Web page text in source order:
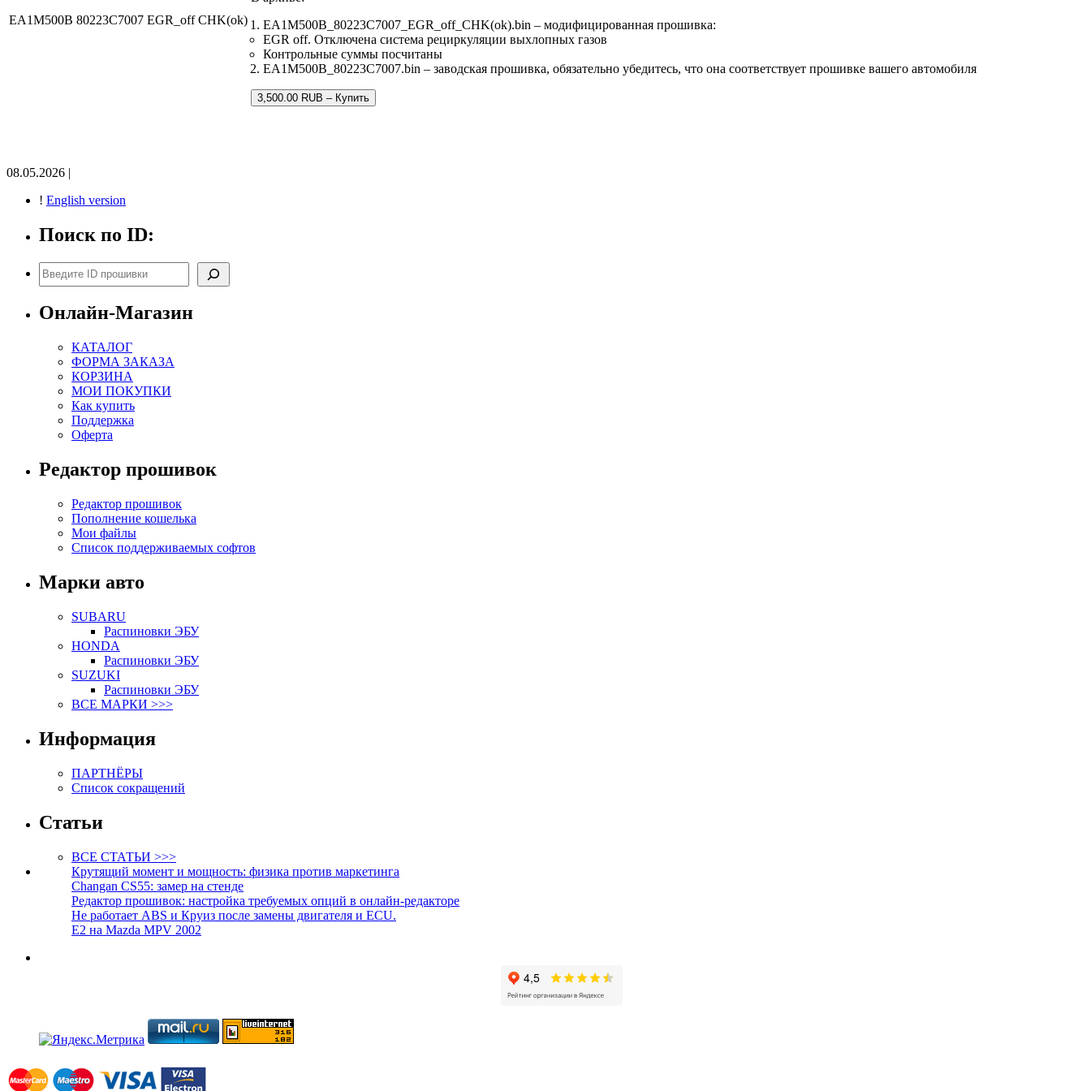
EA1M500B 80223C7007 EGR_off CHK(ok)
EA1M500B_80223C7007_EGR_off_CHK(ok).bin – модифицированная прошивка:
EGR off. Отключена система рециркуляции выхлопных газов
Контрольные суммы посчитаны
EA1M500B_80223C7007.bin – заводская прошивка, обязательно убедитесь, что она соответствует прошивке вашего автомобиля
3,500.00 RUB – Купить
08.05.2026 |
! English version
Поиск по ID:
Поиск
Онлайн-Магазин
КАТАЛОГ
ФОРМА ЗАКАЗА
КОРЗИНА
МОИ ПОКУПКИ
Как купить
Поддержка
Оферта
Редактор прошивок
Редактор прошивок
Пополнение кошелька
Мои файлы
Список поддерживаемых софтов
Марки авто
SUBARU
Распиновки ЭБУ
HONDA
Распиновки ЭБУ
SUZUKI
Распиновки ЭБУ
ВСЕ МАРКИ >>>
Информация
ПАРТНЁРЫ
Список сокращений
Статьи
ВСЕ СТАТЬИ >>>
Крутящий момент и мощность: физика против маркетинга
Changan CS55: замер на стенде
Редактор прошивок: настройка требуемых опций в онлайн-редакторе
Не работает ABS и Круиз после замены двигателя и ECU.
E2 на Mazda MPV 2002